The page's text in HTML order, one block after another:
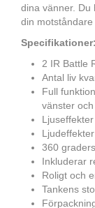
dina vänner. Du
din
Specifikationer:
2 IR Battle
Antal liv
Full
vänster
Ljuseffekter
Ljudeffekter
360
Inkluderar
Roligt och
Tankens